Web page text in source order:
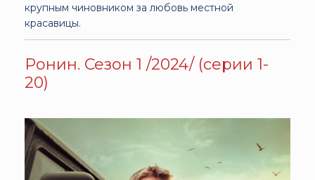
крупным чиновником за любовь местной
красавицы.
Ронин. Сезон 1 /2024/ (серии 1-
20)